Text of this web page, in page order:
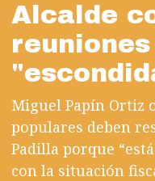
Alcalde
Miguel Papín Ortiz
populares deben
Padilla porque
con la situación